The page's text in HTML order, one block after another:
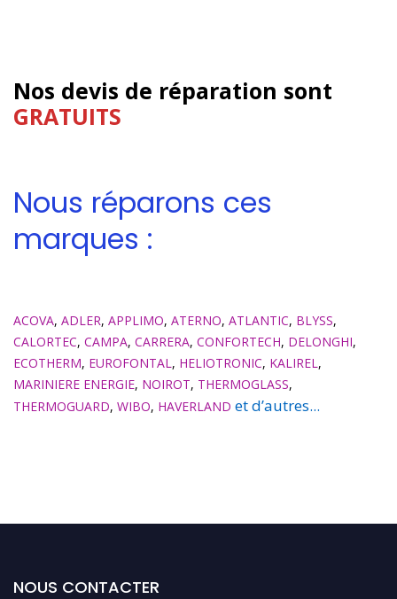
Nos devis de réparation sont
GRATUITS
Nous réparons ces
marques :
ACOVA, ADLER, APPLIMO, ATERNO, ATLANTIC, BLYSS,
CALORTEC, CAMPA, CARRERA, CONFORTECH, DELONGHI,
ECOTHERM, EUROFONTAL , HELIOTRONIC, KALIREL ,
MARINIERE ENERGIE, NOIROT, THERMOGLASS,
THERMOGUARD, WIBO, HAVERLAND et d’autres...
NOUS CONTACTER